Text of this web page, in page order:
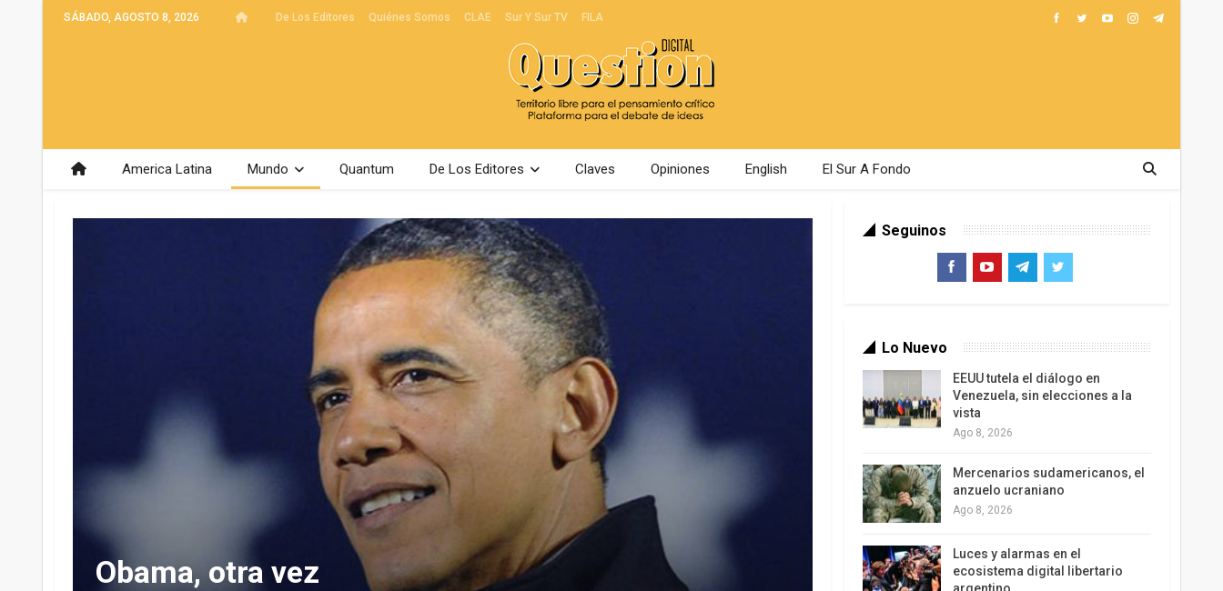
SÁBADO, AGOSTO 8, 2026 De Los Editores Quiénes Somos CLAE Sur Y Sur TV FILA
America Latina Mundo Quantum De Los Editores Claves Opiniones English El Sur A Fondo
Obama, otra vez
Seguinos
Lo Nuevo
EEUU tutela el diálogo en
Venezuela, sin elecciones a la
vista
Ago 8, 2026
Mercenarios sudamericanos, el
anzuelo ucraniano
Ago 8, 2026
Luces y alarmas en el
ecosistema digital libertario